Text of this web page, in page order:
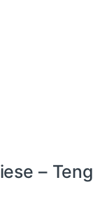
– Teng